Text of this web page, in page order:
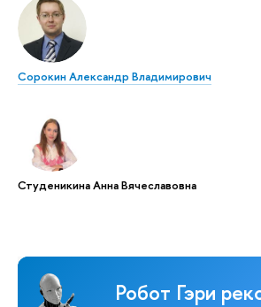
Сорокин Александр Владимирович
Студеникина Анна Вячеславовна
Робот Гэри